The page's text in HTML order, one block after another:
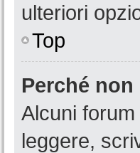
ulteriori
Top
Perché
Alcuni
leggere,